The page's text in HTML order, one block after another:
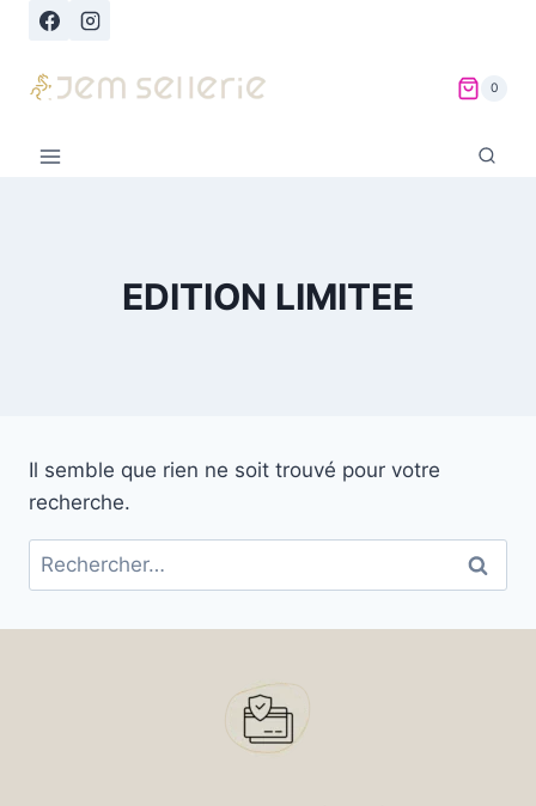
Aller
contenu
0
EDITION LIMITEE
Il semble que rien ne soit trouvé pour votre
recherche.
Rechercher :